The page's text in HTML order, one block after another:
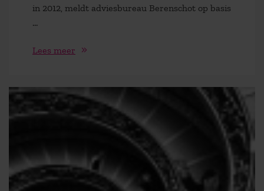
in 2012, meldt adviesbureau Berenschot op basis
...
Lees meer